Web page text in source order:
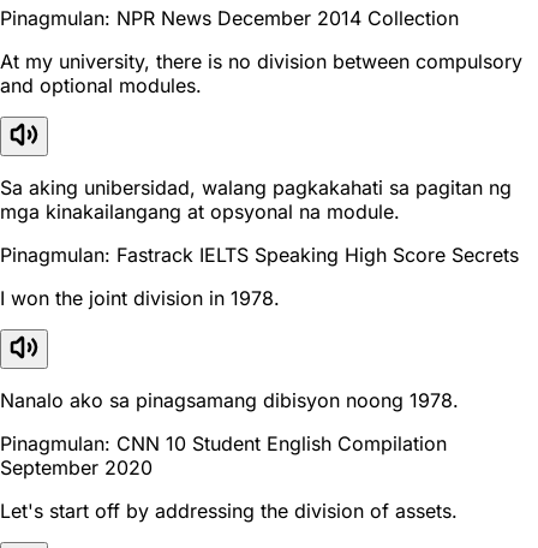
Pinagmulan: NPR News December 2014 Collection
At my university, there is no division between compulsory
and optional modules.
Sa aking unibersidad, walang pagkakahati sa pagitan ng
mga kinakailangang at opsyonal na module.
Pinagmulan: Fastrack IELTS Speaking High Score Secrets
I won the joint division in 1978.
Nanalo ako sa pinagsamang dibisyon noong 1978.
Pinagmulan: CNN 10 Student English Compilation
September 2020
Let's start off by addressing the division of assets.